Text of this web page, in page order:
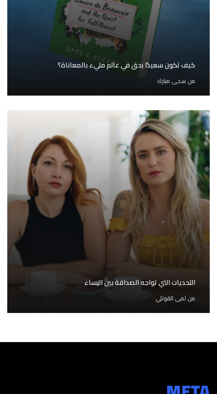
كيف تكون سعيدًا بحق في عالم مليء بالمعاناة؟
من سجى مبارك
التحديات التي تواجه الصداقة بين النِساء
من لمى القوتلي